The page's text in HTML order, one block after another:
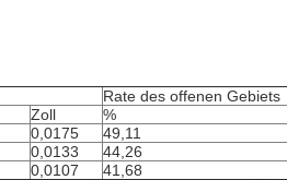
Rate des offenen Gebiets
Zoll
%
0,0175
49,11
0,0133
44,26
0,0107 41,68